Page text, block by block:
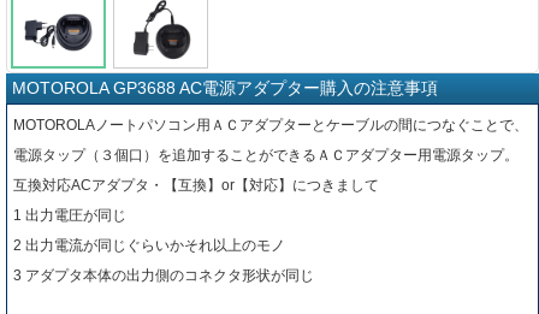
MOTOROLA GP3688 AC電源アダプター購入の注意事項
MOTOROLAノートパソコン用ＡＣアダプターとケーブルの間につなぐことで、
電源タップ（３個口）を追加することができるＡＣアダプター用電源タップ。
互換対応ACアダプタ・【互換】or【対応】につきまして
1 出力電圧が同じ
2 出力電流が同じぐらいかそれ以上のモノ
3 アダプタ本体の出力側のコネクタ形状が同じ